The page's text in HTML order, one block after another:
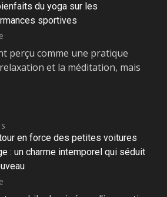
du yoga sur les
sportives
perçu comme une pratique
et la méditation, mais
en force des petites voitures
: un charme intemporel qui séduit